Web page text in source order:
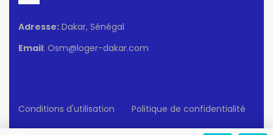
Adresse: Dakar, Sénégal
Email: Osm@loger-dakar.com
Conditions d'utilisation Politique de confidentialité